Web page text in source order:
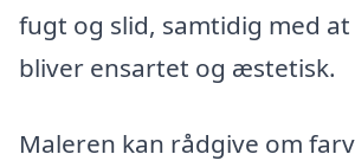
fugt og slid, samtidig med
bliver ensartet og æstetisk.
Maleren kan rådgive om